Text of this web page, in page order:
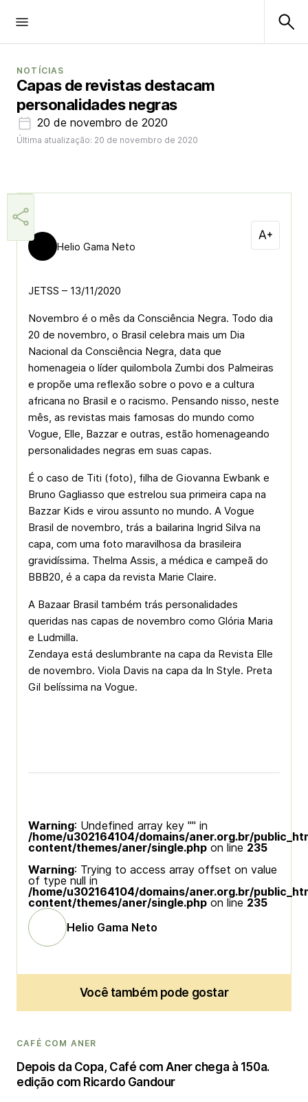
NOTÍCIAS
Capas de revistas destacam
personalidades negras
20 de novembro de 2020
Última atualização: 20 de novembro de 2020
Helio Gama Neto
JETSS – 13/11/2020
Novembro é o mês da Consciência Negra. Todo dia
20 de novembro, o Brasil celebra mais um Dia
Nacional da Consciência Negra, data que
homenageia o líder quilombola Zumbi dos Palmeiras
e propõe uma reflexão sobre o povo e a cultura
africana no Brasil e o racismo. Pensando nisso, neste
mês, as revistas mais famosas do mundo como
Vogue, Elle, Bazzar e outras, estão homenageando
personalidades negras em suas capas.
É o caso de Titi (foto), filha de Giovanna Ewbank e
Bruno Gagliasso que estrelou sua primeira capa na
Bazzar Kids e virou assunto no mundo. A Vogue
Brasil de novembro, trás a bailarina Ingrid Silva na
capa, com uma foto maravilhosa da brasileira
gravidíssima. Thelma Assis, a médica e campeã do
BBB20, é a capa da revista Marie Claire.
A Bazaar Brasil também trás personalidades
queridas nas capas de novembro como Glória Maria
e Ludmilla.
Zendaya está deslumbrante na capa da Revista Elle
de novembro. Viola Davis na capa da In Style. Preta
Gil belíssima na Vogue.
Warning: Undefined array key "" in
/home/u302164104/domains/aner.org.br/
content/themes/aner/single.php on line 235
Warning: Trying to access array offset on value
of type null in
/home/u302164104/domains/aner.org.br/
content/themes/aner/single.php on line 235
Helio Gama Neto
Você também pode gostar
CAFÉ COM ANER
Depois da Copa, Café com Aner chega à 150a.
edição com Ricardo Gandour